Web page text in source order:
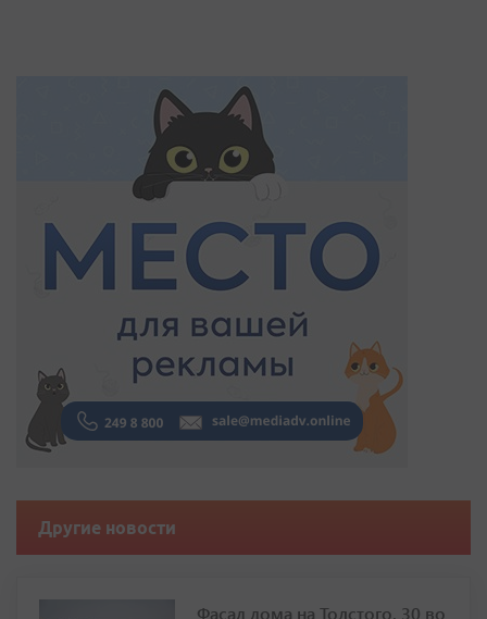
Другие новости
Фасад дома на Толстого, 30 во